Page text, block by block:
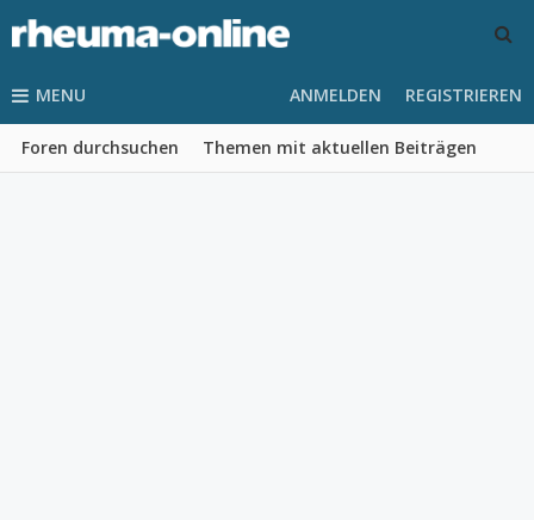
MENU
Foren durchsuchen Themen mit aktuellen Beiträgen
ANMELDEN REGISTRIEREN